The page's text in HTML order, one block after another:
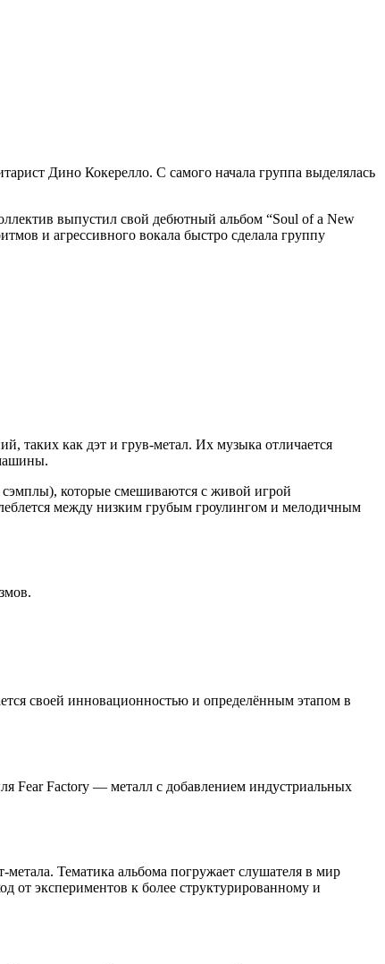
Дино Кокерелло. С самого начала группа выделялась
выпустил свой дебютный альбом “Soul of a New
и агрессивного вокала быстро сделала группу
таких как дэт и грув-метал. Их музыка отличается
которые смешиваются с живой игрой
между низким грубым гроулингом и мелодичным
своей инновационностью и определённым этапом в
Fear Factory — металл с добавлением индустриальных
Тематика альбома погружает слушателя в мир
от экспериментов к более структурированному и